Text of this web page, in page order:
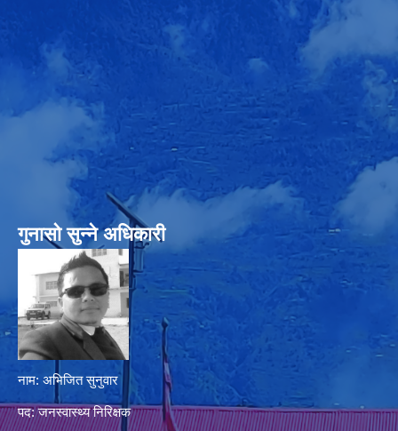
गुनासो सुन्‍ने अधिकारी
नाम: अभिजित सुनुवार
पद: जनस्वास्थ्य निरिक्षक